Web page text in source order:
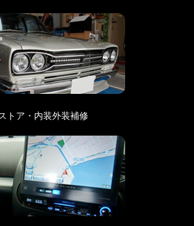
トア・内装外装補修